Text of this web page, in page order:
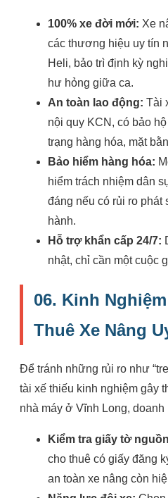
100% xe đời mới: Xe
các thương hiệu uy tín
Heli, bảo trì định kỳ
hư hỏng giữa ca.
An toàn lao động: Tài
nội quy KCN, có bảo
trạng hàng hóa, mặt
Bảo hiểm hàng hóa:
hiểm trách nhiệm dân
đáng nếu có rủi ro phát
hành.
Hỗ trợ khẩn cấp 24/7:
nhật, chỉ cần một cuộc
06. Kinh
Thuê Xe Nâng
Để tránh những rủi ro như
tài xế thiếu kinh nghiệm gây
nhà máy ở Vĩnh Long,
Kiểm tra giấy tờ
cho thuê có giấy đăng
an toàn xe nâng còn